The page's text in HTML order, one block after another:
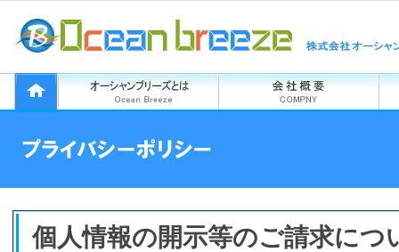
個人情報の開示等のご請求につ